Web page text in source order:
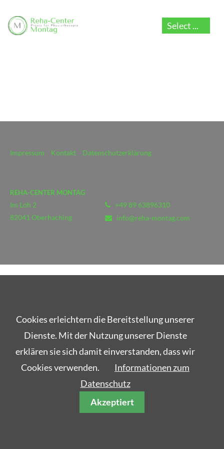
Impressum Kontakt Datenschutzerklärung
REHA-CENTER MONTAG
Im Loh 2
82041 Oberhaching
+49 89 63896310
info@reha-montag.com
Cookies erleichtern die Bereitstellung unserer
Dienste. Mit der Nutzung unserer Dienste
erklären sie sich damit einverstanden, dass wir
Cookies verwenden.
Informationen zum
Datenschutz
Akzeptiert